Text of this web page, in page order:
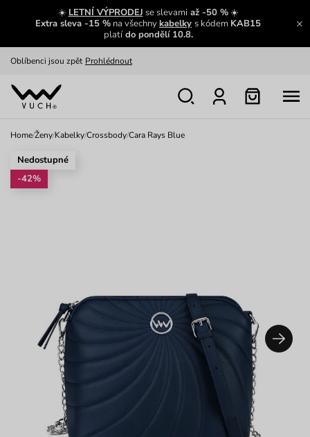
☀️ LETNÍ VÝPRODEJ se slevamiaž -50 %☀️
Extra sleva -15 % na všechnykabelky s kódem KAB15
platído pondělí 10.8.
Zajímavosti ze světa Vuch:
Zobrazit
Oblíbenci jsou zpět Prohlédnout
Nech se inspirovat
Home/Ženy/Kabelky/Crossbody/Cara Rays Blue
Nedostupné
-42%